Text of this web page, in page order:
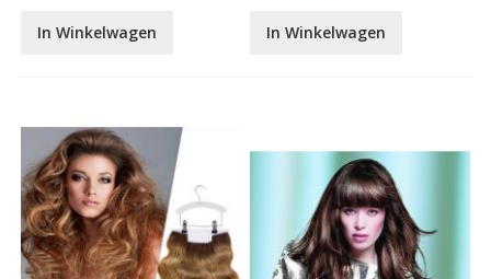
In Winkelwagen In Winkelwagen